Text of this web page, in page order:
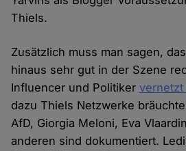
Thiels.
Zusätzlich muss man sagen,
hinaus sehr gut in der Szene
Influencer und Politikervernetzt
dazu Thiels Netzwerke
AfD, Giorgia Meloni, Eva
anderen sind dokumentiert.